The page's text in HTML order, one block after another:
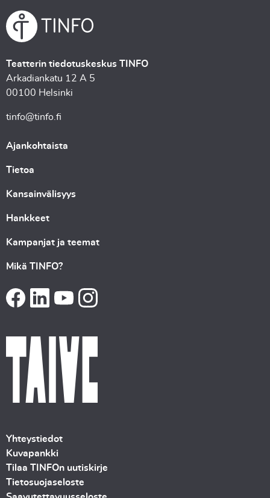
Teatterin tiedotuskeskus TINFO
Arkadiankatu 12 A 5
00100 Helsinki
tinfo@tinfo.fi
Ajankohtaista
Tietoa
Kansainvälisyys
Hankkeet
Kampanjat ja teemat
Mikä TINFO?
Yhteystiedot
Kuvapankki
Tilaa TINFOn uutiskirje
Tietosuojaseloste